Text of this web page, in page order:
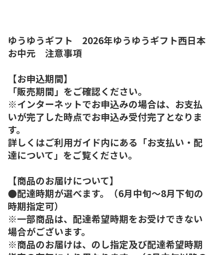
ゆうゆうギフト 2026年ゆうゆうギフト西日本
お中元 注意事項
【お申込期間】
「販売期間」をご確認ください。
※インターネットでお申込みの場合は、お支払
いが完了した時点でお申込み受付完了となりま
す。
詳しくはご利用ガイド内にある「お支払い・配
達について」をご覧ください。
【商品のお届けについて】
●配達時期が選べます。（6月中旬～8月下旬の
時期指定可）
※一部商品は、配達希望時期をお受けできない
場合がございます。
※商品のお届けは、のし指定及び配達希望時期